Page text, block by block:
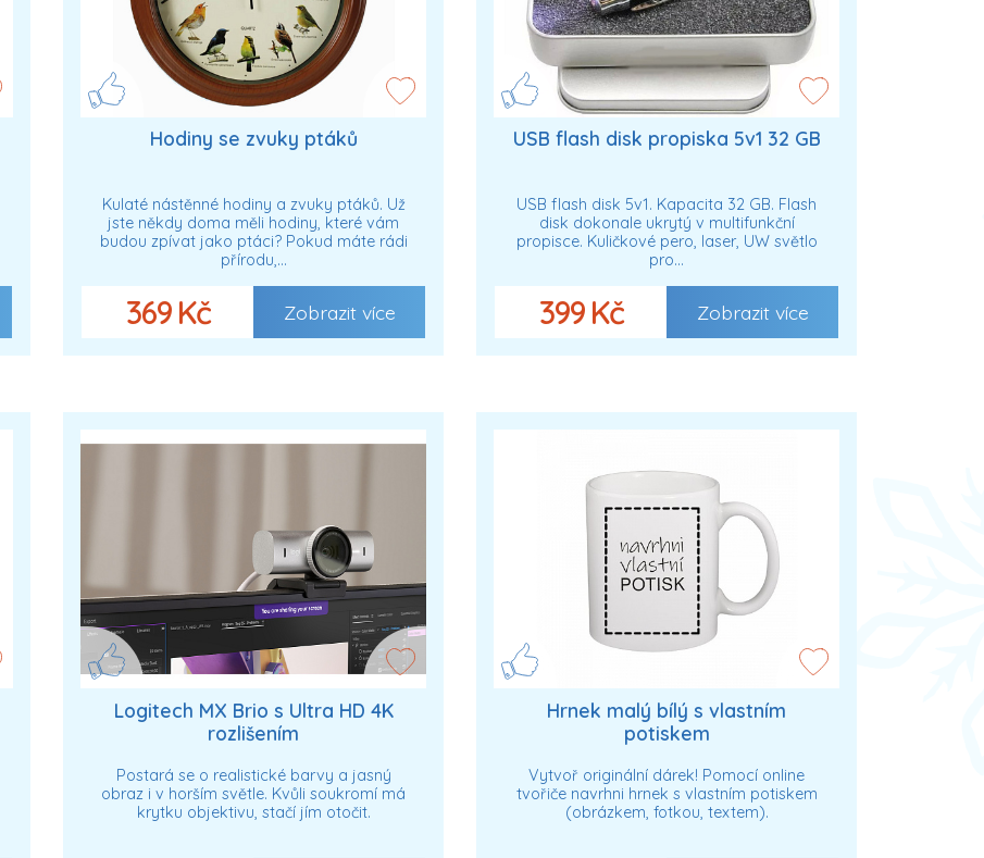
Hodiny se zvuky ptáků
Kulaté nástěnné hodiny a zvuky ptáků. Už
jste někdy doma měli hodiny, které vám
budou zpívat jako ptáci? Pokud máte rádi
přírodu,…
369 Kč Zobrazit více
USB flash disk propiska 5v1 32 GB
USB flash disk 5v1. Kapacita 32 GB. Flash
disk dokonale ukrytý v multifunkční
propisce. Kuličkové pero, laser, UW světlo
pro…
399 Kč Zobrazit více
Logitech MX Brio s Ultra HD 4K
rozlišením
Postará se o realistické barvy a jasný
obraz i v horším světle. Kvůli soukromí má
krytku objektivu, stačí jím otočit.
Hrnek malý bílý s vlastním
potiskem
Vytvoř originální dárek! Pomocí online
tvořiče navrhni hrnek s vlastním potiskem
(obrázkem, fotkou, textem).